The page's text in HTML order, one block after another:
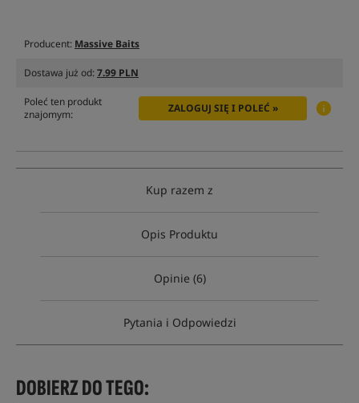
Producent: Massive Baits
Dostawa już od:7.99 PLN
Poleć ten produkt
znajomym:
ZALOGUJ SIĘ I POLEĆ »
Kup razem z
Opis Produktu
Opinie (6)
Pytania i Odpowiedzi
DOBIERZ DO TEGO: